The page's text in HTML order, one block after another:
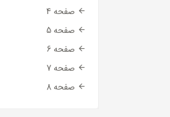
صفحه 4
صفحه 5
صفحه 6
صفحه 7
صفحه 8